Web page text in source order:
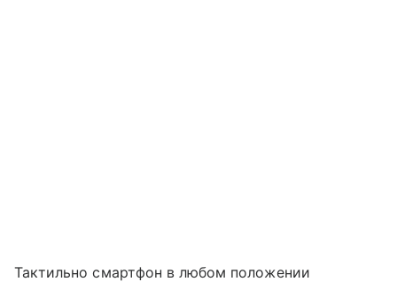
Тактильно смартфон в любом положении